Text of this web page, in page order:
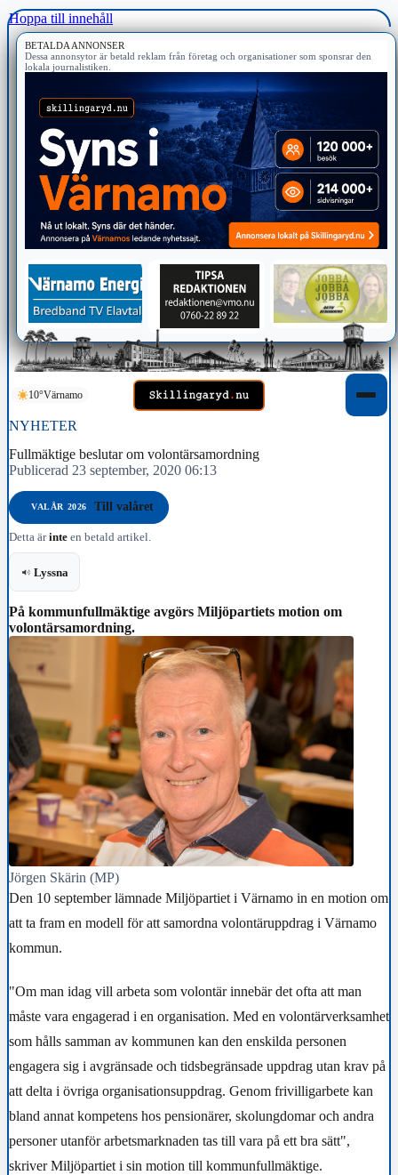
Hoppa till innehåll
BETALDA ANNONSER
Dessa annonsytor är betald reklam från företag och organisationer som sponsrar den
lokala journalistiken.
10°Värnamo
NYHETER
Fullmäktige beslutar om volontärsamordning
Publicerad 23 september, 2020 06:13
VALÅR 2026 Till valåret
Detta ärinte en betald artikel.
Lyssna
På kommunfullmäktige avgörs Miljöpartiets motion om
volontärsamordning.
Jörgen Skärin (MP)
Den 10 september lämnade Miljöpartiet i Värnamo in en motion om
att ta fram en modell för att samordna volontäruppdrag i Värnamo
kommun.
"Om man idag vill arbeta som volontär innebär det ofta att man
måste vara engagerad i en organisation. Med en volontärverksamhet
som hålls samman av kommunen kan den enskilda personen
engagera sig i avgränsade och tidsbegränsade uppdrag utan krav på
att delta i övriga organisationsuppdrag. Genom frivilligarbete kan
bland annat kompetens hos pensionärer, skolungdomar och andra
personer utanför arbetsmarknaden tas till vara på ett bra sätt",
skriver Miljöpartiet i sin motion till kommunfullmäktige.